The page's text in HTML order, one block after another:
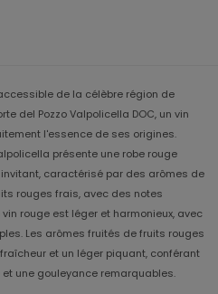
de la célèbre région de
del Pozzo Valpolicella DOC, un vin
l'essence de ses origines.
présente une robe rouge
caractérisé par des arômes de
rouges frais, avec des notes
rouge est léger et harmonieux, avec
Les arômes fruités de fruits rouges
et un léger piquant, conférant
une gouleyance remarquables.